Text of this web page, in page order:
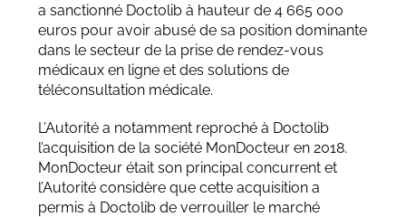
a sanctionné Doctolib à hauteur de 4 665 000
euros pour avoir abusé de sa position dominante
dans le secteur de la prise de rendez-vous
médicaux en ligne et des solutions de
téléconsultation médicale.
L’Autorité a notamment reproché à Doctolib
l’acquisition de la société MonDocteur en 2018.
MonDocteur était son principal concurrent et
l’Autorité considère que cette acquisition a
permis à Doctolib de verrouiller le marché